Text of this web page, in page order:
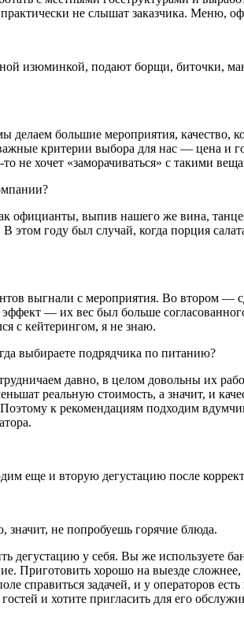
не слышат заказчика. Меню,
изюминкой, подают борщи, биточки,
делаем большие мероприятия, качество,
критерии выбора для нас — цена и
не хочет «заморачиваться» с такими
официанты, выпив нашего же вина,
этом году был случай, когда порция
выгнали с мероприятия. Во втором —
— их вес был больше
с кейтерингом, я не знаю.
выбираете подрядчика по питанию?
давно, в целом довольны их
реальную стоимость, а значит, и
к рекомендациям подходим
еще и вторую дегустацию после
не попробуешь горячие блюда.
дегустацию у себя. Вы же используете
Приготовить хорошо на выезде
задачей, и у операторов
и хотите пригласить для его